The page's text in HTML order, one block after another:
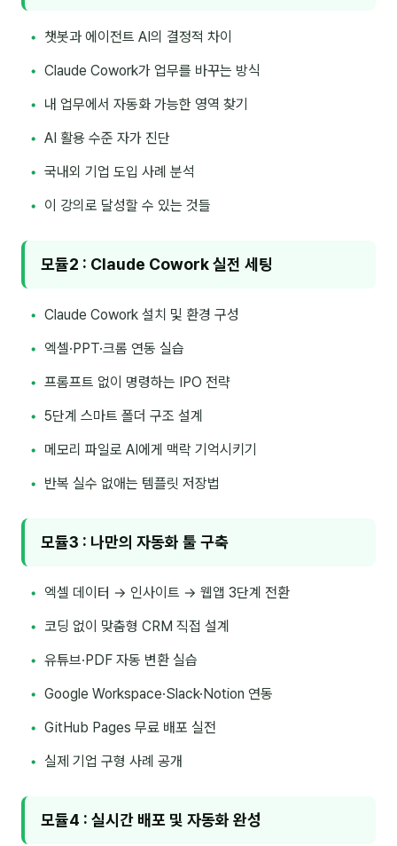
홍은표
대면교육 후기
담당자·교육생 피드백
고객사 레퍼런스
AI입문
미팅·보고
제안·영업
분석
재무·계약
B2B 영업도구
일정
트렌드 리포트
칼럼
챗봇과 에이전트 AI의 결정적 차이
Claude Cowork가 업무를 바꾸는 방식
내 업무에서 자동화 가능한 영역 찾기
AI 활용 수준 자가 진단
국내외 기업 도입 사례 분석
이 강의로 달성할 수 있는 것들
모듈2 : Claude Cowork 실전 세팅
Claude Cowork 설치 및 환경 구성
엑셀·PPT·크롬 연동 실습
프롬프트 없이 명령하는 IPO 전략
5단계 스마트 폴더 구조 설계
메모리 파일로 AI에게 맥락 기억시키기
반복 실수 없애는 템플릿 저장법
모듈3 : 나만의 자동화 툴 구축
엑셀 데이터 → 인사이트 → 웹앱 3단계 전환
코딩 없이 맞춤형 CRM 직접 설계
유튜브·PDF 자동 변환 실습
Google Workspace·Slack·Notion 연동
GitHub Pages 무료 배포 실전
실제 기업 구형 사례 공개
모듈4 : 실시간 배포 및 자동화 완성